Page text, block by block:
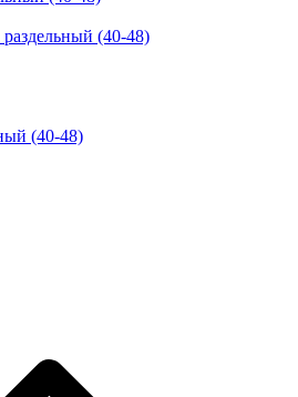
(40-48)
(40-48)